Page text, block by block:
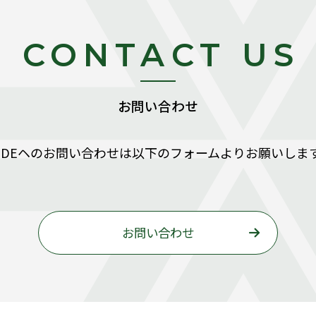
CONTACT US
お問い合わせ
ヘのお問い合わせは以下のフォームよりお願いしま
お問い合わせ